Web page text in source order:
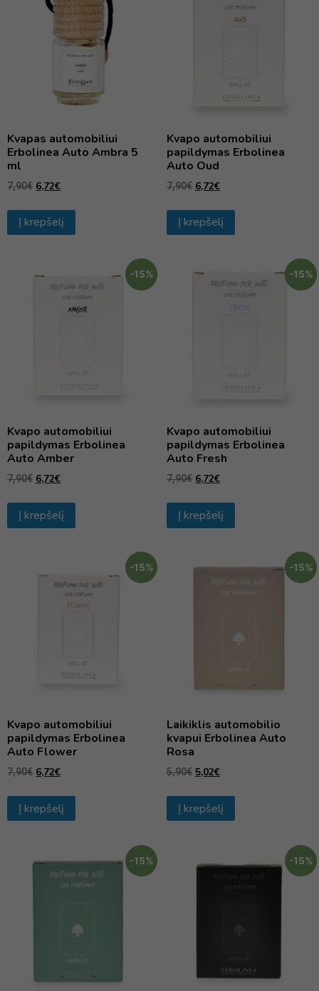
Kvapas automobiliui
Erbolinea Auto Ambra 5
ml
7,90€ 6,72€
Į krepšelį
Kvapo automobiliui
papildymas Erbolinea
Auto Oud
7,90€ 6,72€
Į krepšelį
-15%
Kvapo automobiliui
papildymas Erbolinea
Auto Amber
7,90€ 6,72€
Į krepšelį
-15%
Kvapo automobiliui
papildymas Erbolinea
Auto Fresh
7,90€ 6,72€
Į krepšelį
-15%
Kvapo automobiliui
papildymas Erbolinea
Auto Flower
7,90€ 6,72€
Į krepšelį
-15%
Laikiklis automobilio
kvapui Erbolinea Auto
Rosa
5,90€ 5,02€
Į krepšelį
-15% -15%